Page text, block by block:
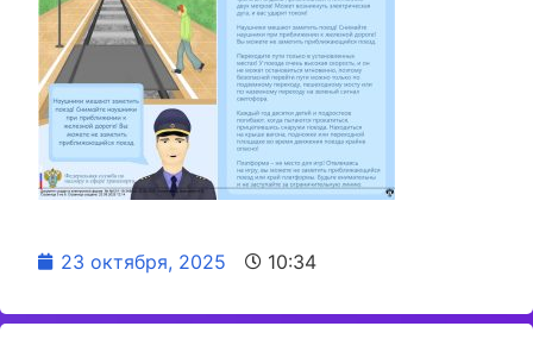
23 октября, 2025 10:34